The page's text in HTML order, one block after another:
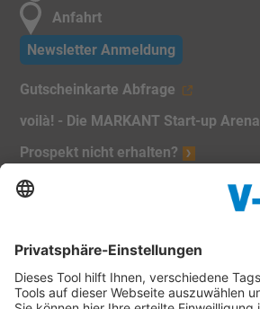
Anfahrt
Newsletter Anmeldung
Gutscheinkarte Abfrage
voilà! - Die MARKANT Start-up Arena
Prospekt nicht erhalten?
Unsere Marken:
Christl's Modemarkt
V-Baumarkt Onlineshop
1865 Outdoor